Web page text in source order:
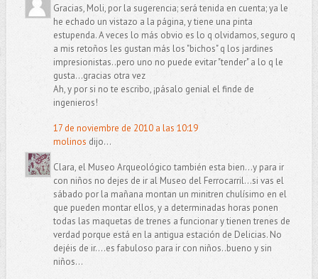
Gracias, Moli, por la sugerencia; será tenida en cuenta; ya le
he echado un vistazo a la página, y tiene una pinta
estupenda. A veces lo más obvio es lo q olvidamos, seguro q
a mis retoños les gustan más los "bichos" q los jardines
impresionistas..pero uno no puede evitar "tender" a lo q le
gusta...gracias otra vez
Ah, y por si no te escribo, ¡pásalo genial el finde de
ingenieros!
17 de noviembre de 2010 a las 10:19
molinos dijo...
Clara, el Museo Arqueológico también esta bien...y para ir
con niños no dejes de ir al Museo del Ferrocarril...si vas el
sábado por la mañana montan un minitren chulísimo en el
que pueden montar ellos, y a determinadas horas ponen
todas las maquetas de trenes a funcionar y tienen trenes de
verdad porque está en la antigua estación de Delicias. No
dejéis de ir....es fabuloso para ir con niños..bueno y sin
niños...